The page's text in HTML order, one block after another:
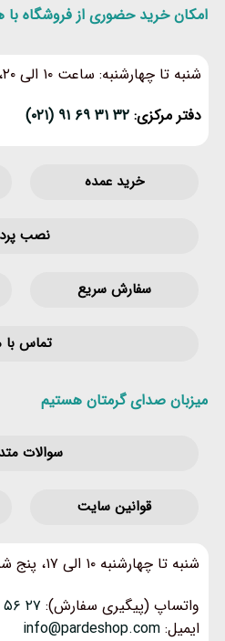
امکان خرید حضوری از فروشگاه
شنبه تا چهارشنبه: ساعت ۱۰ الی ۲۰، پنج شنبه‌ها: ۱۰ الی ۱۴
دفتر مرکزی: ۳۲ ۳۱ ۶۹ ۹۱ (۰۲۱)
خرید عمده
نصب
سفارش سریع
تماس با
میزبان صدای گرمتان هستیم
سوالات
قوانین‌ سایت
شنبه تا چهارشنبه ۱۰ الی ۱۷، پنج شنبه‌ها ۱۰ الی ۱۴
واتساپ (پیگیری سفارش): ۲۷ ۵۶ ۵۰۹ ۰۹۳۸
ایمیل: info@pardeshop.com